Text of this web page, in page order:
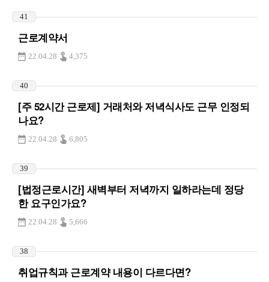
41
근로계약서
22.04.28 4,375
40
[주 52시간 근로제] 거래처와 저녁식사도 근무 인정되
나요?
22.04.28 6,805
39
[법정근로시간] 새벽부터 저녁까지 일하라는데 정당
한 요구인가요?
22.04.28 5,666
38
취업규칙과 근로계약 내용이 다르다면?